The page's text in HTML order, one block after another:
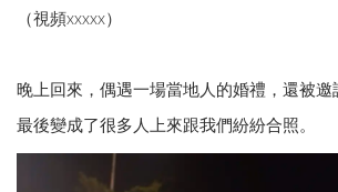
（視頻xxxxx）
晚上回來，偶遇一場當地人的婚禮，還被邀
最後變成了很多人上來跟我們紛紛合照。